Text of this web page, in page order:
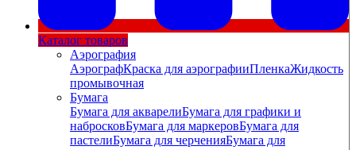
Каталог товаров
Аэрография
АэрографКраска для аэрографииПленкаЖидкость
промывочная
Бумага
Бумага для акварелиБумага для графики и
набросковБумага для маркеровБумага для
пастелиБумага для черченияБумага для